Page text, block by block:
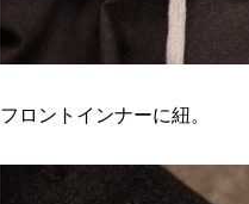
フロントインナーに紐。